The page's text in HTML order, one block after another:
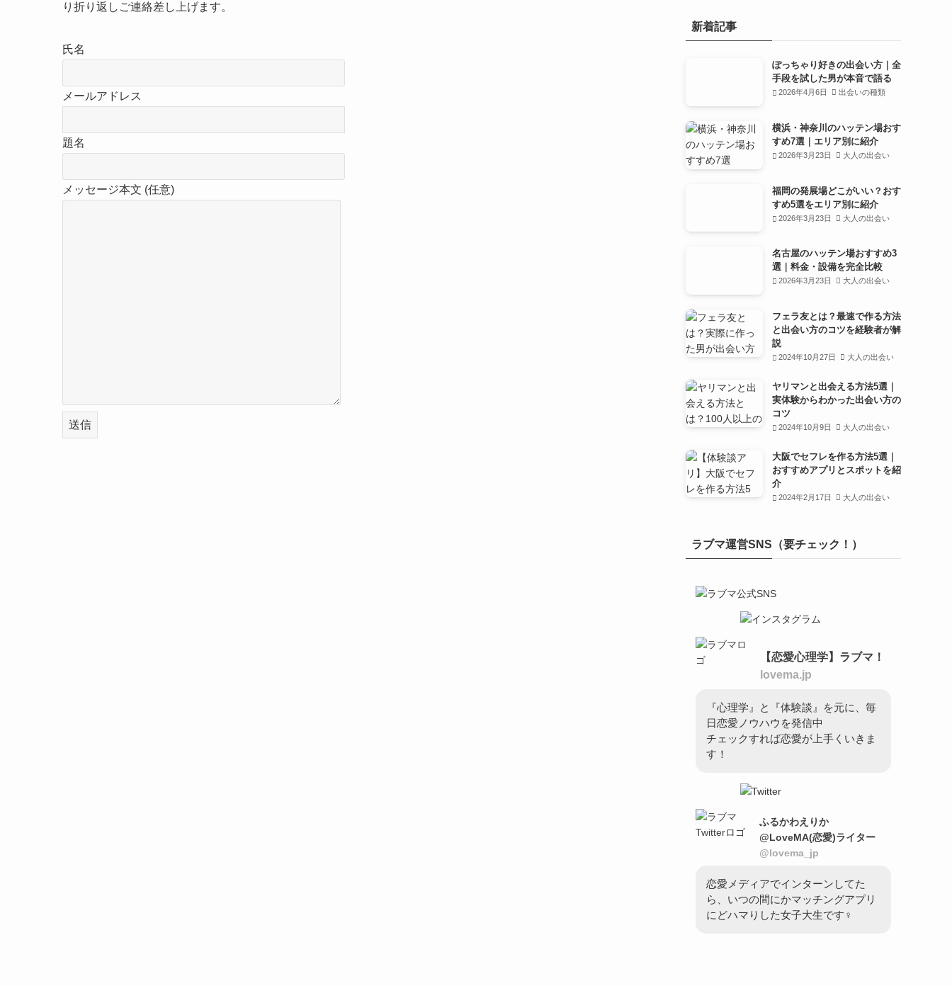
り折り返しご連絡差し上げます。
氏名
メールアドレス
題名
メッセージ本文 (任意)
新着記事
ぽっちゃり好きの出会い方｜全
手段を試した男が本音で語る
2026年4月6日 出会いの種類
横浜・神奈川のハッテン場おす
すめ7選｜エリア別に紹介
2026年3月23日 大人の出会い
福岡の発展場どこがいい？おす
すめ5選をエリア別に紹介
2026年3月23日 大人の出会い
名古屋のハッテン場おすすめ3
選｜料金・設備を完全比較
2026年3月23日 大人の出会い
フェラ友とは？最速で作る方法
と出会い方のコツを経験者が解
説
2024年10月27日 大人の出会い
ヤリマンと出会える方法5選｜
実体験からわかった出会い方の
コツ
2024年10月9日 大人の出会い
大阪でセフレを作る方法5選｜
おすすめアプリとスポットを紹
介
2024年2月17日 大人の出会い
ラブマ運営SNS（要チェック！）
【恋愛心理学】ラブマ！
lovema.jp
『心理学』と『体験談』を元に、毎
日恋愛ノウハウを発信中
チェックすれば恋愛が上手くいきま
す！
ふるかわえりか
@LoveMA(恋愛)ライター
@lovema_jp
恋愛メディアでインターンしてた
ら、いつの間にかマッチングアプリ
にどハマりした女子大生です♀